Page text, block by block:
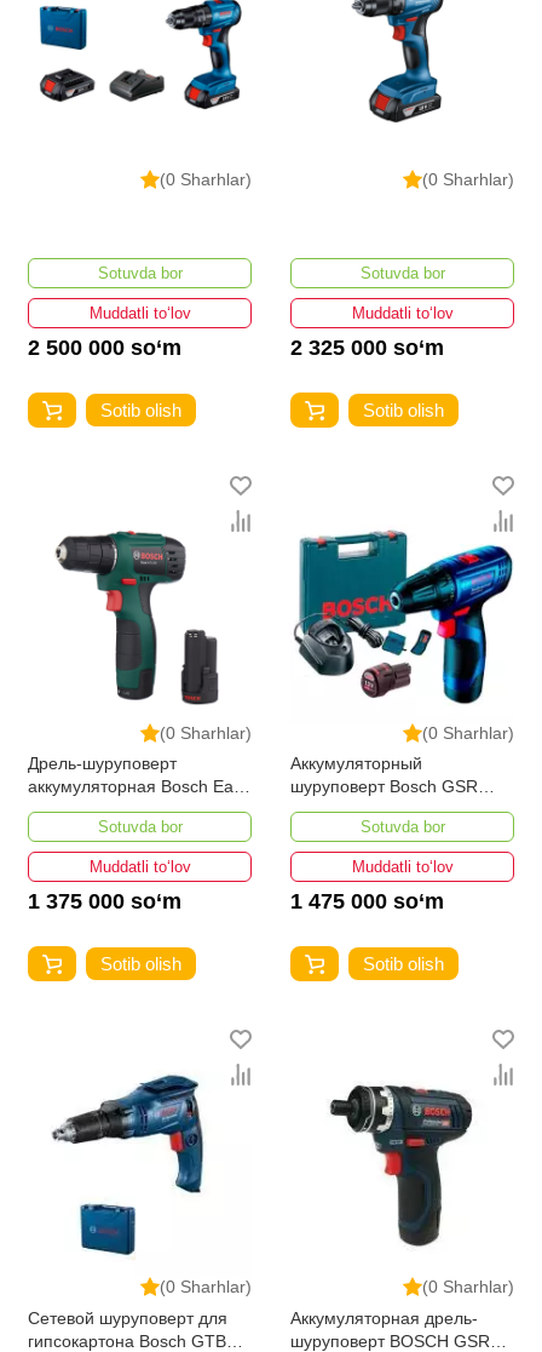
(0 Sharhlar)
Sotuvda bor
Muddatli to‘lov
2 500 000 so‘m
Sotib olish
(0 Sharhlar)
Sotuvda bor
Muddatli to‘lov
2 325 000 so‘m
Sotib olish
(0 Sharhlar)
Дрель-шуруповерт
aккумуляторная Bosch Easy
Drill 1200,
Sotuvda bor
Muddatli to‘lov
1 375 000 so‘m
Sotib olish
(0 Sharhlar)
Аккумуляторный
шуруповерт Bosch GSR
120-LI
Sotuvda bor
Muddatli to‘lov
1 475 000 so‘m
Sotib olish
(0 Sharhlar)
Сетевой шуруповерт для
гипсокартона Bosch GTB
(0 Sharhlar)
Аккумуляторная дрель-
шуруповерт BOSCH GSR